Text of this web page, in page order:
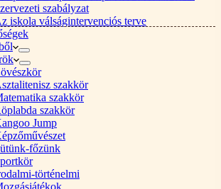
szabályzat
iskola válságintervenciós terve
szakkör
szakkör
szakkör
Jump
főzünk
történelmi